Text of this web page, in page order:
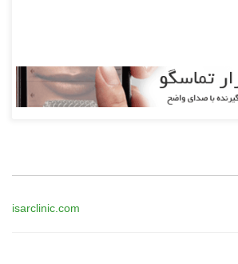
isarclinic.com